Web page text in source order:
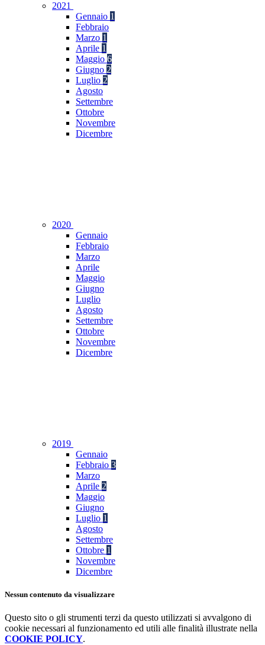
2021
Gennaio 1
Febbraio
Marzo 1
Aprile 1
Maggio 6
Giugno 2
Luglio 2
Agosto
Settembre
Ottobre
Novembre
Dicembre
2020
Gennaio
Febbraio
Marzo
Aprile
Maggio
Giugno
Luglio
Agosto
Settembre
Ottobre
Novembre
Dicembre
2019
Gennaio
Febbraio 3
Marzo
Aprile 2
Maggio
Giugno
Luglio 1
Agosto
Settembre
Ottobre 1
Novembre
Dicembre
Nessun contenuto da visualizzare
Questo sito o gli strumenti terzi da questo utilizzati si avvalgono di
cookie necessari al funzionamento ed utili alle finalità illustrate nella
COOKIE POLICY.